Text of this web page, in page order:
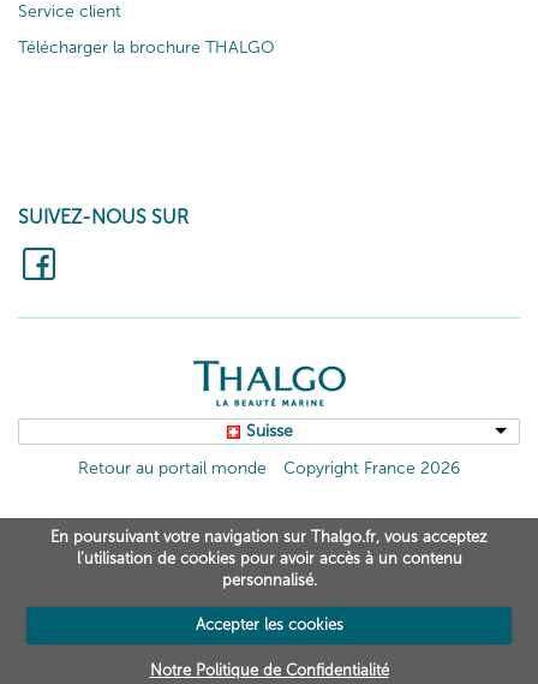
Service client
Télécharger la brochure THALGO
SUIVEZ-NOUS SUR
Suisse
Retour au portail monde
Copyright France 2026
En poursuivant votre navigation sur Thalgo.fr, vous acceptez
l’utilisation de cookies pour avoir accès à un contenu
personnalisé.
Accepter les cookies
Notre Politique de Confidentialité